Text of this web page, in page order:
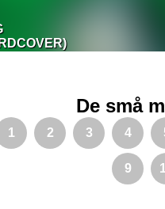
De små
1 2 3 4
9